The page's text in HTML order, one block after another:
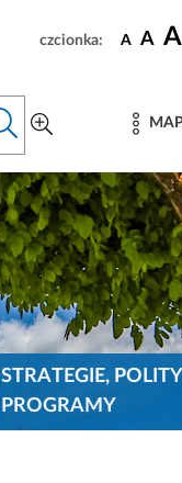
czcionka: A A A
STRATEGIE,
PROGRAMY